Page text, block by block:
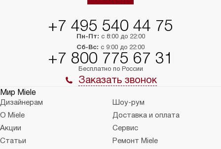
+7 495 540 44 75
Пн-Пт: с 8:00 до 22:00
Сб-Вс: с 9:00 до 22:00
+7 800 775 67 31
Бесплатно по России
Заказать звонок
Мир Miele
Дизайнерам
Шоу-рум
О Miele
Доставка и оплата
Акции
Сервис
Статьи
Ремонт Miele